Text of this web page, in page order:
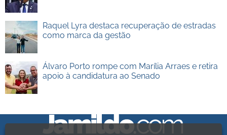
Raquel Lyra destaca recuperação de estradas
como marca da gestão
Álvaro Porto rompe com Marília Arraes e retira
apoio à candidatura ao Senado